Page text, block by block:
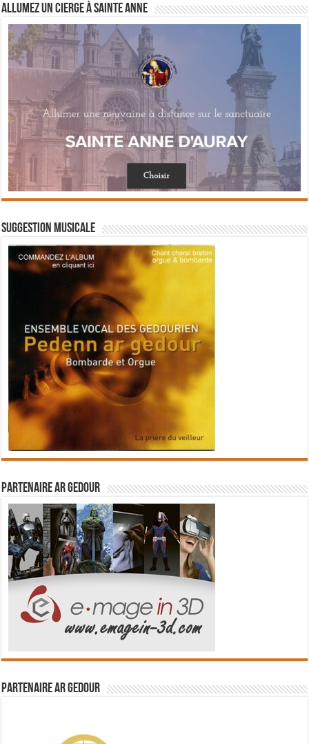
Allumez un cierge à Sainte Anne
Suggestion musicale
Partenaire Ar Gedour
Partenaire Ar Gedour